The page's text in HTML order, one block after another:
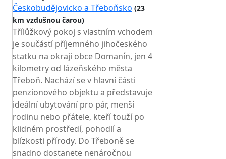
Českobudějovicko a Třeboňsko (23
km vzdušnou čarou)
Třílůžkový pokoj s vlastním vchodem
je součástí příjemného jihočeského
statku na okraji obce Domanín, jen 4
kilometry od lázeňského města
Třeboň. Nachází se v hlavní části
penzionového objektu a představuje
ideální ubytování pro pár, menší
rodinu nebo přátele, kteří touží po
klidném prostředí, pohodlí a
blízkosti přírody. Do Třeboně se
snadno dostanete nenáročnou